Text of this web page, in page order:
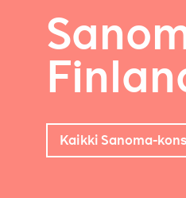
Kaikki Sanoma-